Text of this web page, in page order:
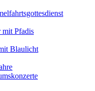
mit Pfadis
Blaulicht